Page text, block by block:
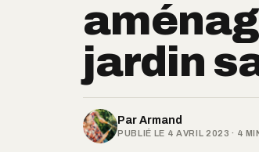
jardin
Par Armand
PUBLIÉ LE 4 AVRIL 2023 · 4